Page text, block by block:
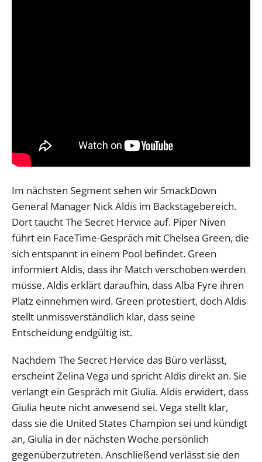
Im nächsten Segment sehen wir SmackDown
General Manager Nick Aldis im Backstagebereich.
Dort taucht The Secret Hervice auf. Piper Niven
führt ein FaceTime-Gespräch mit Chelsea Green, die
sich entspannt in einem Pool befindet. Green
informiert Aldis, dass ihr Match verschoben werden
müsse. Aldis erklärt daraufhin, dass Alba Fyre ihren
Platz einnehmen wird. Green protestiert, doch Aldis
stellt unmissverständlich klar, dass seine
Entscheidung endgültig ist.
Nachdem The Secret Hervice das Büro verlässt,
erscheint Zelina Vega und spricht Aldis direkt an. Sie
verlangt ein Gespräch mit Giulia. Aldis erwidert, dass
Giulia heute nicht anwesend sei. Vega stellt klar,
dass sie die United States Champion sei und kündigt
an, Giulia in der nächsten Woche persönlich
gegenüberzutreten. Anschließend verlässt sie den